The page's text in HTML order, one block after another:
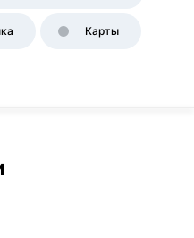
Карты